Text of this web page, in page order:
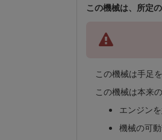
この機械は、所定
この機械は手足
この機械は本来
エンジン
機械の可